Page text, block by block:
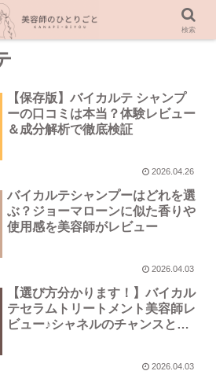
【保存版】バイカルテ シャンプ
ーの口コミは本当？体験レビュー
＆成分解析で徹底検証
2026.04.26
バイカルテシャンプーはどれを選
ぶ？ジョーマローンに似た香りや
使用感を美容師がレビュー
2026.04.03
【選び方分かります！】バイカル
テセラムトリートメント美容師レ
ビュー♪シャネルのチャンスと似
2026.04.03
検索